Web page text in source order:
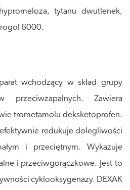
tytanu dwutlenek,
6000.
wchodzący w skład grupy
przeciwzapalnych. Zawiera
trometamolu deksketoprofen.
redukuje dolegliwości
i przeciętnym. Wykazuje
i przeciwgorączkowe. Jest to
cyklooksygenazy. DEXAK